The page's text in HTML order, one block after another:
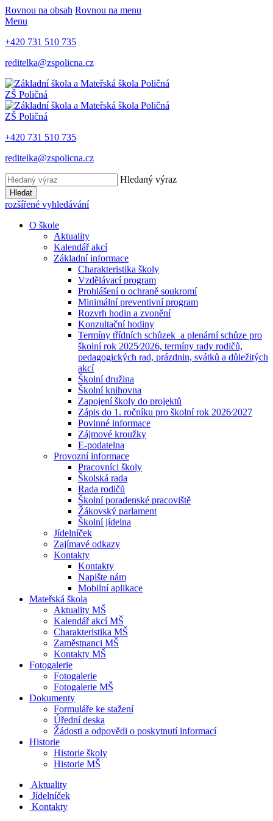
Rovnou na obsah Rovnou na menu
Menu
+420 731 510 735
reditelka@zspolicna.cz
ZŠ Poličná
ZŠ Poličná
+420 731 510 735
reditelka@zspolicna.cz
Hledaný výraz
Hledat
rozšířené vyhledávání
O škole
Aktuality
Kalendář akcí
Základní informace
Charakteristika školy
Vzdělávací program
Prohlášení o ochraně soukromí
Minimální preventivní program
Rozvrh hodin a zvonění
Konzultační hodiny
Termíny třídních schůzek a plenární schůze pro
školní rok 2025⁄2026, termíny rady rodičů,
pedagogických rad, prázdnin, svátků a důležitých
akcí
Školní družina
Školní knihovna
Zapojení školy do projektů
Zápis do 1. ročníku pro školní rok 2026⁄2027
Povinné informace
Zájmové kroužky
E-podatelna
Provozní informace
Pracovníci školy
Školská rada
Rada rodičů
Školní poradenské pracoviště
Žákovský parlament
Školní jídelna
Jídelníček
Zajímavé odkazy
Kontakty
Kontakty
Napište nám
Mobilní aplikace
Mateřská škola
Aktuality MŠ
Kalendář akcí MŠ
Charakteristika MŠ
Zaměstnanci MŠ
Kontakty MŠ
Fotogalerie
Fotogalerie
Fotogalerie MŠ
Dokumenty
Formuláře ke stažení
Úřední deska
Žádosti a odpovědi o poskytnutí informací
Historie
Historie školy
Historie MŠ
Aktuality
Jídelníček
Kontakty